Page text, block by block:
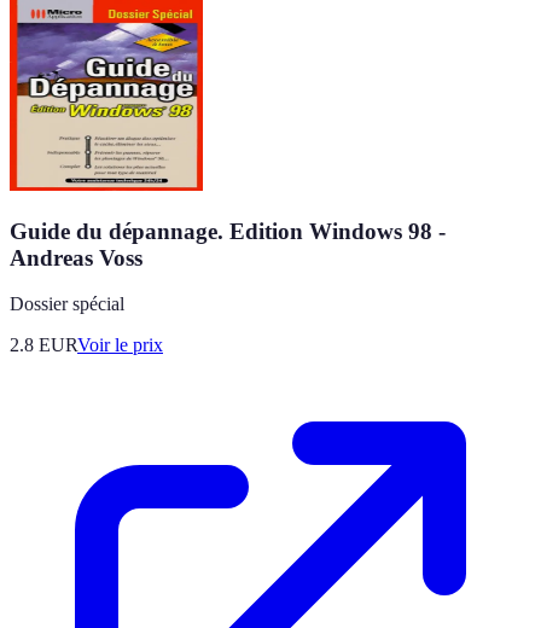
Guide du dépannage. Edition Windows 98 -
Andreas Voss
Dossier spécial
2.8 EURVoir le prix